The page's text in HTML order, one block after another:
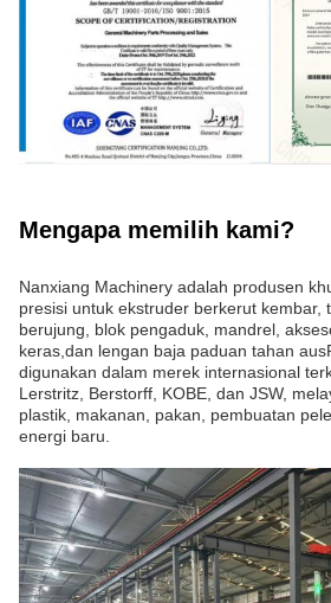
Mengapa memilih kami?
Nanxiang Machinery adalah produsen
presisi untuk ekstruder berkerut kembar,
berujung, blok pengaduk, mandrel,
keras,dan lengan baja paduan tahan
digunakan dalam merek internasional
Lerstritz, Berstorff, KOBE, dan JSW,
plastik, makanan, pakan, pembuatan
energi baru.